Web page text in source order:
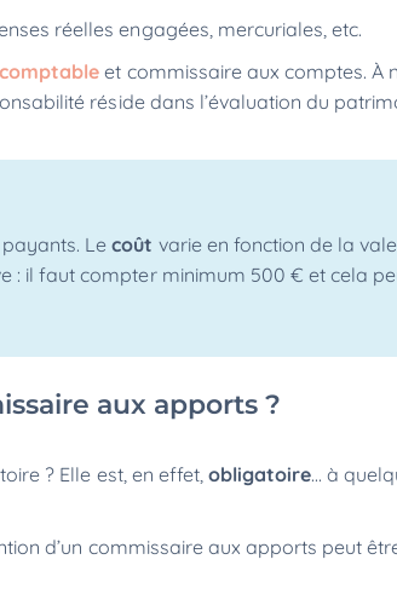
réelles engagées, mercuriales, etc.
et commissaire aux comptes. À
réside dans l’évaluation du
payants. Lecoût varie en fonction de la
il faut compter minimum 500 € et cela
aux apports ?
? Elle est, en effet, obligatoire... à
d’un commissaire aux apports peut